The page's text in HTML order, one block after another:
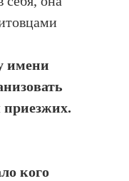
имени
приезжих.
кого